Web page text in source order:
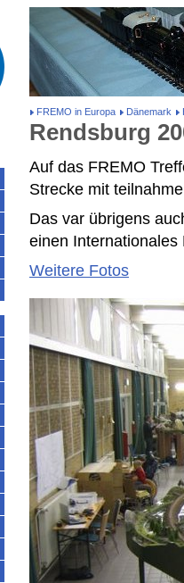
FREMO in Europa Dänemark
Rendsburg
Auf das FREMO
Strecke mit
Das var übrigens
einen Internationales
Weitere Fotos